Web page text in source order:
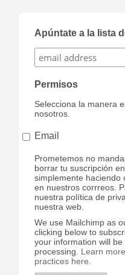
Apúntate a la lista
Permisos
Selecciona la manera
nosotros.
Email
Prometemos no
borrar tu suscripción
simplemente haciendo
en nuestros corrreos.
nuestra política de
nuestra web.
We use Mailchimp as
clicking below to
your information will
processing. Learn
practices here.